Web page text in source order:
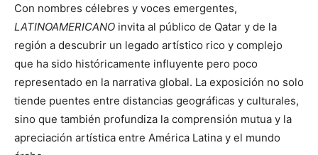
Con nombres célebres y voces emergentes,
LATINOAMERICANO invita al público de Qatar y de la
región a descubrir un legado artístico rico y complejo
que ha sido históricamente influyente pero poco
representado en la narrativa global. La exposición no solo
tiende puentes entre distancias geográficas y culturales,
sino que también profundiza la comprensión mutua y la
apreciación artística entre América Latina y el mundo